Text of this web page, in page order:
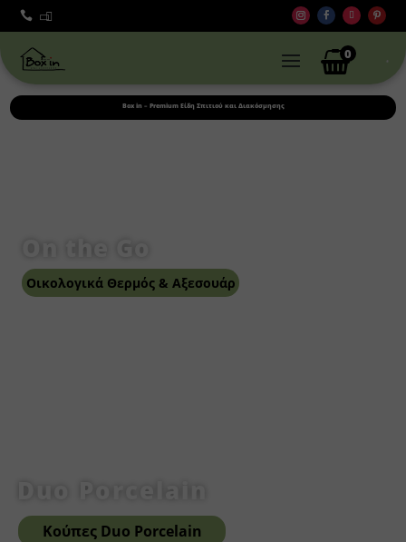
 
0
Box in – Premium Είδη Σπιτιού και Διακόσμησης
On the Go
Οικολογικά Θερμός & Αξεσουάρ
Duo Porcelain
Κούπες Duo Porcelain